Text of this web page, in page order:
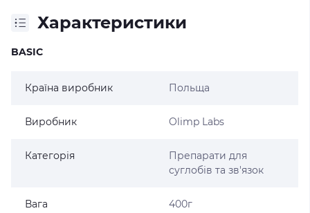
Характеристики
BASIC
Країна виробник Польща
Виробник Olimp Labs
Категорія
Препарати для
суглобів та зв'язок
Вага 400г